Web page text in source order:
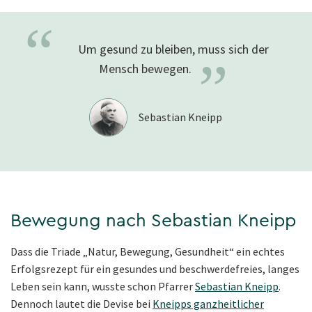
“
Um gesund zu bleiben, muss sich der
Mensch bewegen. ”
Sebastian Kneipp
Bewegung nach Sebastian Kneipp
Dass die Triade „Natur, Bewegung, Gesundheit“ ein echtes
Erfolgsrezept für ein gesundes und beschwerdefreies, langes
Leben sein kann, wusste schon PfarrerSebastian Kneipp.
Dennoch lautet die Devise bei Kneipps ganzheitlicher